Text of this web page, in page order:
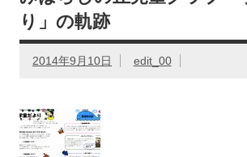
り」の軌跡
2014年9月10日 edit_00